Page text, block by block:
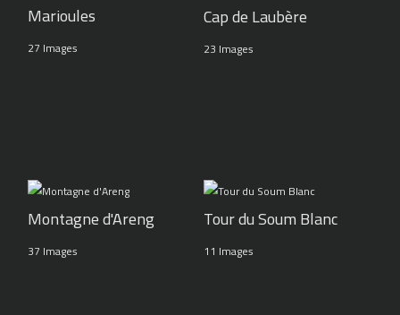
Marioules
27 Images
Cap de Laubère
23 Images
Montagne d'Areng
37 Images
Tour du Soum Blanc
11 Images